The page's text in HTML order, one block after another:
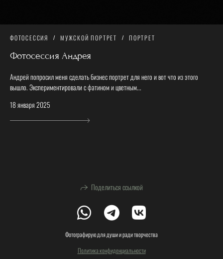
ФОТОСЕССИЯ МУЖСКОЙ ПОРТРЕТ ПОРТРЕТ
Фотосессия Андрея
Андрей попросил меня сделать бизнес портрет для него и вот что из этого
вышло. Экспериментировали с фатином и цветным...
18 января 2025
Поделиться ссылкой
Фотографирую для души и ради творчества
Политика конфиденциальности